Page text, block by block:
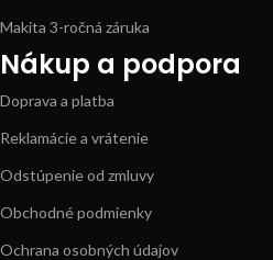
Makita 3-ročná záruka
Nákup a podpora
Doprava a platba
Reklamácie a vrátenie
Odstúpenie od zmluvy
Obchodné podmienky
Ochrana osobných údajov